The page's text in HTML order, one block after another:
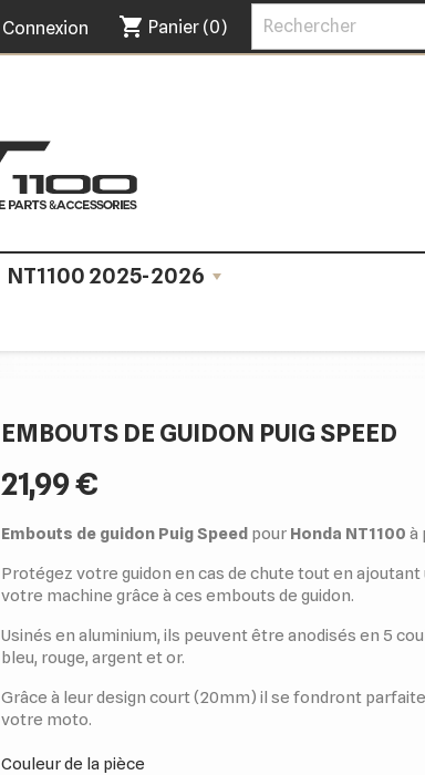
Connexion shopping_cart Panier (0)
NT1100 2025-2026
EMBOUTS DE GUIDON PUIG SPEED
21,99 €
Embouts de guidon Puig Speed pour Honda NT1100 à
Protégez votre guidon en cas de chute tout en
votre machine grâce à ces embouts de guidon.
Usinés en aluminium, ils peuvent être anodisés en 5
bleu, rouge, argent et or.
Grâce à leur design court (20mm) il se fondront
votre moto.
Couleur de la pièce